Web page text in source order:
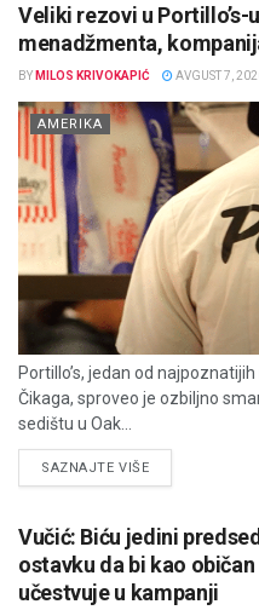
Veliki rezovi u Portillo’s-
menadžmenta,
BY MILOS KRIVOKAPIĆ AVGUST 7,
AMERIKA
Portillo’s, jedan od
Čikaga, sproveo je ozbiljno
sedištu u Oak...
SAZNAJTE VIŠEDETAILS
Vučić: Biću jedini
ostavku da bi kao
učestvuje u kampanji